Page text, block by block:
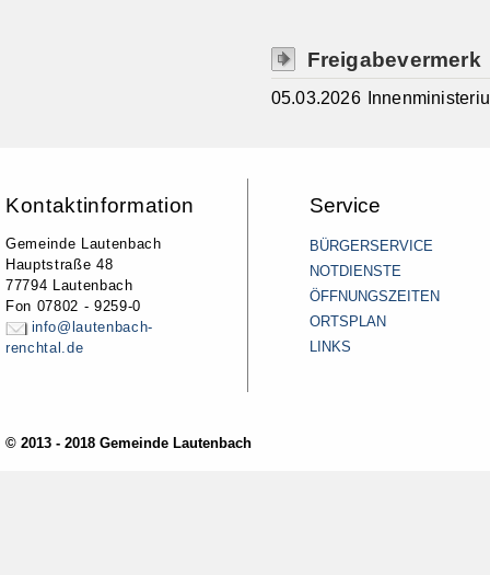
Freigabevermerk
05.03.2026
Kontaktinformation
Gemeinde Lautenbach
Hauptstraße 48
77794 Lautenbach
Fon 07802 - 9259-0
info@lautenbach-
renchtal.de
Service
BÜRGERSERVICE
NOTDIENSTE
ÖFFNUNGSZEITEN
ORTSPLAN
LINKS
© 2013 - 2018 Gemeinde Lautenbach